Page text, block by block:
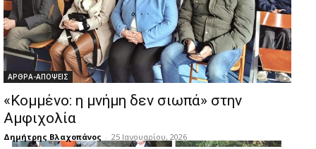
ΑΡΘΡΑ-ΑΠΟΨΕΙΣ
«Κομμένο: η μνήμη δεν σιωπά» στην
Αμφιχολία
Δημήτρης Βλαχοπάνος - 25 Ιανουαρίου, 2026